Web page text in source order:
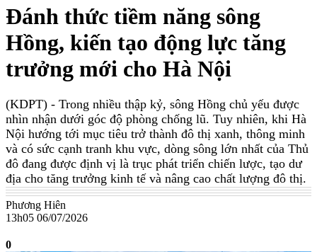
Đánh thức tiềm năng sông
Hồng, kiến tạo động lực tăng
trưởng mới cho Hà Nội
(KDPT) - Trong nhiều thập kỷ, sông Hồng chủ yếu được
nhìn nhận dưới góc độ phòng chống lũ. Tuy nhiên, khi Hà
Nội hướng tới mục tiêu trở thành đô thị xanh, thông minh
và có sức cạnh tranh khu vực, dòng sông lớn nhất của Thủ
đô đang được định vị là trục phát triển chiến lược, tạo dư
địa cho tăng trưởng kinh tế và nâng cao chất lượng đô thị.
Phương Hiên
13h05 06/07/2026
0